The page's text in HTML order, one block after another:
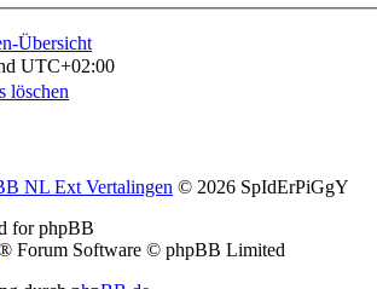
Übersicht
UTC+02:00
löschen
NL Ext Vertalingen © 2026 SpIdErPiGgY
for phpBB
Forum Software © phpBB Limited